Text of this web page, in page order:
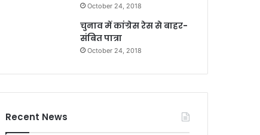
October 24, 2018
चुनाव में कांग्रेस रेस से बाहर-
संबित पात्रा
October 24, 2018
Recent News